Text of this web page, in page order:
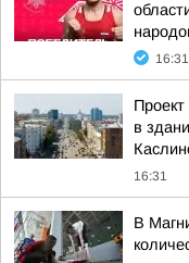
16:31
в
16:31
В